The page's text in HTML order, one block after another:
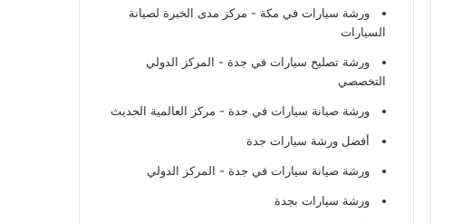
ورشة سيارات في مكة - مركز مدى الخبرة لصيانة
السيارات
ورشة تصليح سيارات في جدة - المركز الدولي
التخصصي
ورشة صيانة سيارات في جدة - مركز العالمية الحديث
أفضل ورشة سيارات جدة
ورشة صيانة سيارات في جدة - المركز الدولي
ورشة سيارات بجدة